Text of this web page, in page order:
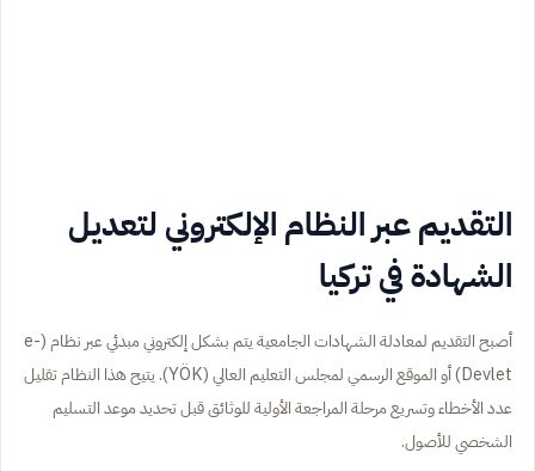
التقديم عبر النظام الإلكتروني لتعديل
الشهادة في تركيا
أصبح التقديم لمعادلة الشهادات الجامعية يتم بشكل إلكتروني مبدئي عبر نظام (e-
Devlet) أو الموقع الرسمي لمجلس التعليم العالي (YÖK). يتيح هذا النظام تقليل
عدد الأخطاء وتسريع مرحلة المراجعة الأولية للوثائق قبل تحديد موعد التسليم
الشخصي للأصول.